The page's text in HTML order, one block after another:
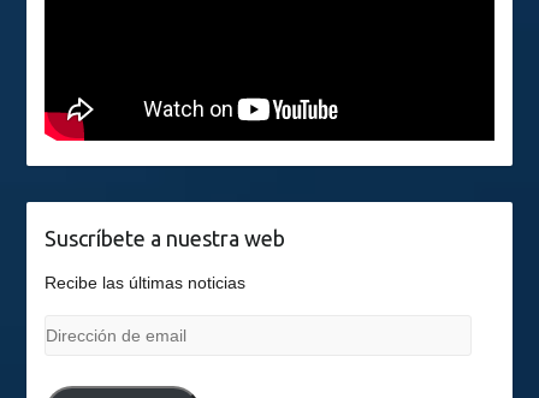
Suscríbete a nuestra web
Recibe las últimas noticias
Dirección
email